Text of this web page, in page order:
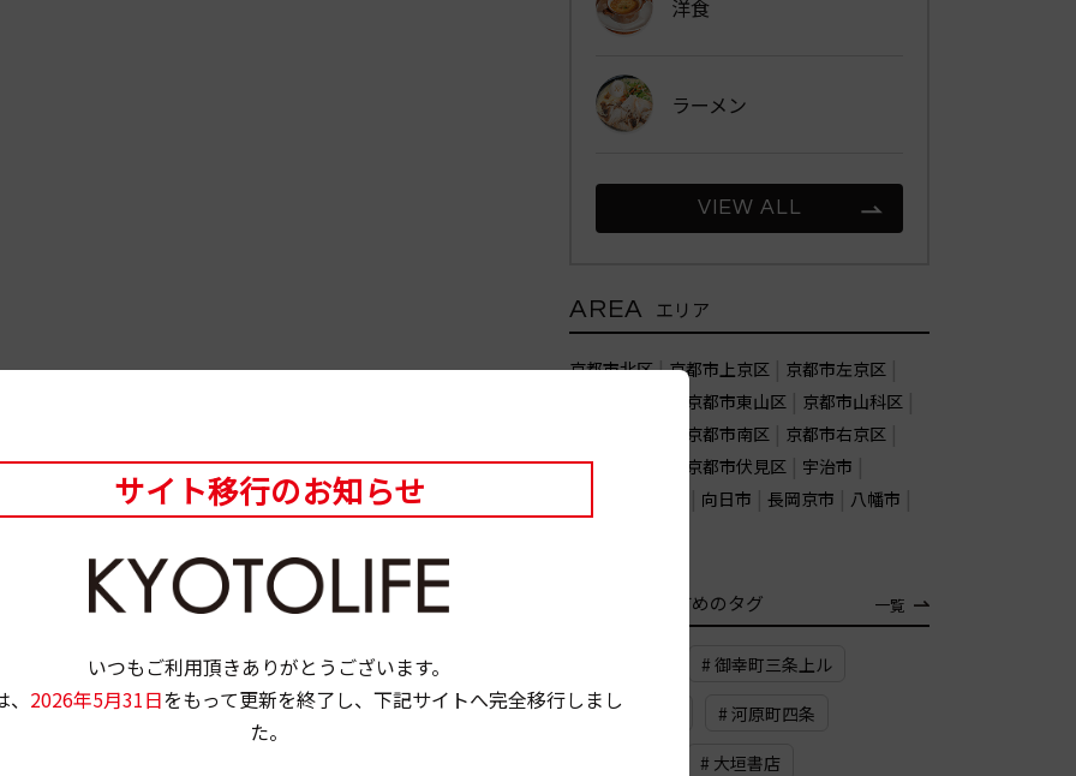
洋食
ラーメン
VIEW ALL
AREA エリア
京都市北区 京都市上京区
京都市左京区
京都市東山区
京都市山科区
京都市南区
京都市右京区
京都市西京区
京都市伏見区
宇治市
向日市 長岡京市
八幡市
おすすめのタグ 一覧
# 御幸町三条上ル
# スカッシュ # 河原町四条
# 大垣書店
サイト移行のお知らせ
いつもご利用頂きありがとうございます。
2026年5月31日をもって更新を終了し、下記サイトへ完全移行しまし
た。